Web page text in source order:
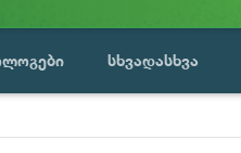
სხვადასხვა